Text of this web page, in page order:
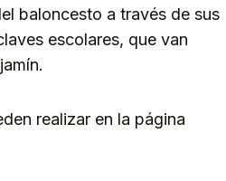
baloncesto a través de sus
escolares, que van
realizar en la página